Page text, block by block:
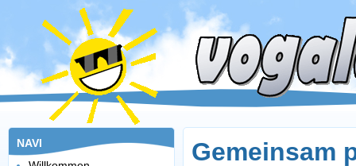
NAVI
Gemeinsam